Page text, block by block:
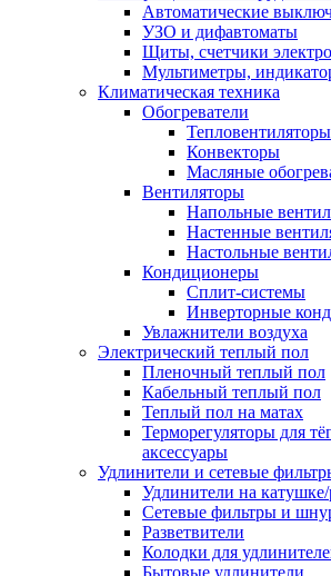
Автоматические
УЗО и дифавтоматы
Щиты, счетчики
Мультиметры,
Климатическая техника
Обогреватели
Тепловентиляторы
Конвекторы
Масляные
Вентиляторы
Напольные
Настенные
Настольные
Кондиционеры
Сплит-системы
Инверторные
Увлажнители воздуха
Электрический теплый пол
Пленочный теплый пол
Кабельный теплый пол
Теплый пол на матах
Терморегуляторы для
аксессуары
Удлинители и сетевые
Удлинители на
Сетевые фильтры и
Разветвители
Колодки для
Бытовые удлинители